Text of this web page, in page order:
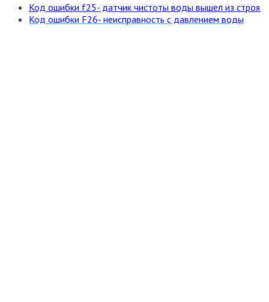
Код ошибки f25- датчик чистоты воды вышел из строя
Код ошибки F26- неисправность с давлением воды